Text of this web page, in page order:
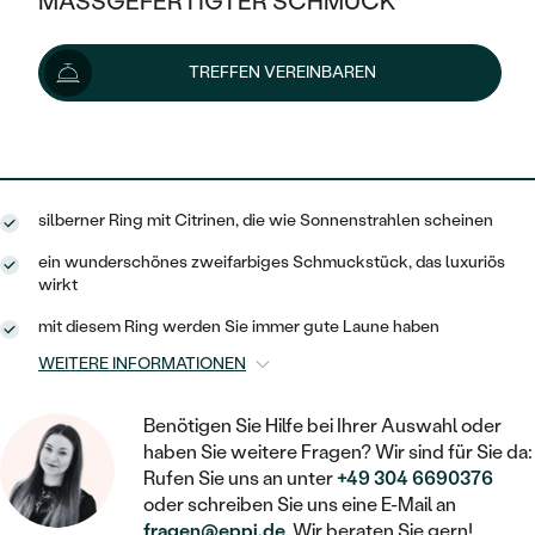
KLASSISCH
V-FORM
VINTAGE
AUSSERGEWÖHNLICHE
GEHÄMMERTE
VON HAND GRAVIERTE
MIT MEHREREN DIAMANTEN
HALO
VINTAGE
IM SET
AUSSERGEWÖHNLICH
WÄHLE EINEN RING
DIAMANTEN ZUM EINFASSEN
AUSVERKAUF
WENN SCHMUCK HILFT
NACH TYP
OHRRINGE
RINGE
ANHÄNGER / KETTEN
SCHMUCKSET
HERRENSCHMUCK
PLATIN
OHRSTECKER
CREOLEN
MINIMALISTISCHE
OHRHÄNGER
SOLITÄR
HERZ
GOLD
SILBER
SOLITÄR
ZUR GEBURT EINES KINDES
MIT STERNZEICHEN
MINIMALISTISCH
AUSVERKAUF
GOLD
PLATIN
NACH STYL
MEMOIRE
MINIMALISTISCHE
TREFFEN VEREINBAREN
182 €
Lieferoptionen
silberner Ring mit Citrinen, die wie Sonnenstrahlen scheinen
ein wunderschönes zweifarbiges Schmuckstück, das luxuriös
wirkt
mit diesem Ring werden Sie immer gute Laune haben
WEITERE INFORMATIONEN
Benötigen Sie Hilfe bei Ihrer Auswahl oder
haben Sie weitere Fragen? Wir sind für Sie da:
Rufen Sie uns an unter+49 304 6690376
oder schreiben Sie uns eine E-Mail an